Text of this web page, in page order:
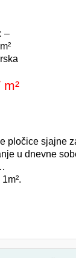
–
m²
m²
pločice sjajne
u dnevne